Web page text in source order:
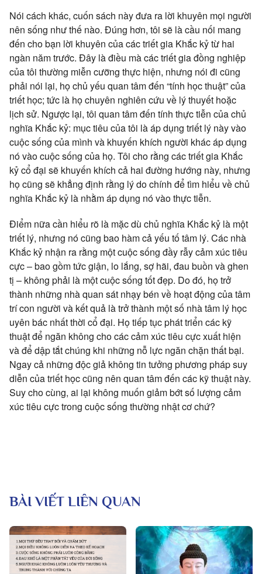
Nói cách khác, cuốn sách này đưa ra lời khuyên mọi người
nên sống như thế nào. Đúng hơn, tôi sẽ là cầu nối mang
đến cho bạn lời khuyên của các triết gia Khắc kỷ từ hai
ngàn năm trước. Đây là điều mà các triết gia đồng nghiệp
của tôi thường miễn cưỡng thực hiện, nhưng nói đi cũng
phải nói lại, họ chủ yếu quan tâm đến “tính học thuật” của
triết học; tức là họ chuyên nghiên cứu về lý thuyết hoặc
lịch sử. Ngược lại, tôi quan tâm đến tính thực tiễn của chủ
nghĩa Khắc kỷ: mục tiêu của tôi là áp dụng triết lý này vào
cuộc sống của mình và khuyến khích người khác áp dụng
nó vào cuộc sống của họ. Tôi cho rằng các triết gia Khắc
kỷ cổ đại sẽ khuyến khích cả hai đường hướng này, nhưng
họ cũng sẽ khẳng định rằng lý do chính để tìm hiểu về chủ
nghĩa Khắc kỷ là nhằm áp dụng nó vào thực tiễn.
Điểm nữa cần hiểu rõ là mặc dù chủ nghĩa Khắc kỷ là một
triết lý, nhưng nó cũng bao hàm cả yếu tố tâm lý. Các nhà
Khắc kỷ nhận ra rằng một cuộc sống đầy rẫy cảm xúc tiêu
cực – bao gồm tức giận, lo lắng, sợ hãi, đau buồn và ghen
tị – không phải là một cuộc sống tốt đẹp. Do đó, họ trở
thành những nhà quan sát nhạy bén về hoạt động của tâm
trí con người và kết quả là trở thành một số nhà tâm lý học
uyên bác nhất thời cổ đại. Họ tiếp tục phát triển các kỹ
thuật để ngăn không cho các cảm xúc tiêu cực xuất hiện
và để dập tắt chúng khi những nỗ lực ngăn chặn thất bại.
Ngay cả những độc giả không tin tưởng phương pháp suy
diễn của triết học cũng nên quan tâm đến các kỹ thuật này.
Suy cho cùng, ai lại không muốn giảm bớt số lượng cảm
xúc tiêu cực trong cuộc sống thường nhật cơ chứ?
BÀI VIẾT LIÊN QUAN